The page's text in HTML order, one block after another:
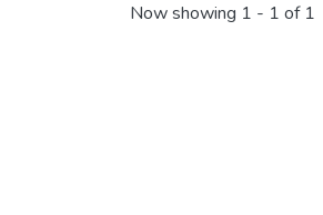
Now showing 1 - 1 of 1